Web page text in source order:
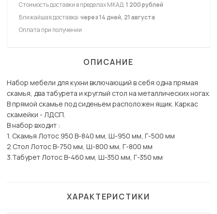
Стоимость доставки в пределах МКАД:1 200 рублей
Ближайшая доставка:через 14 дней, 21 августа
Оплата при получении
ОПИСАНИЕ
Набор мебели для кухни включающий в себя одна прямая
скамья, два табурета и круглый стол на металлических ногах.
В прямой скамье под сиденьем расположен ящик. Каркас
скамейки - ЛДСП.
В набор входит :
1. Скамья Лотос 950 В-840 мм, Ш-950 мм, Г-500 мм
2 Стол Лотос В-750 мм, Ш-800 мм, Г-800 мм
3.Табурет Лотос В-460 мм, Ш-350 мм, Г-350 мм
ХАРАКТЕРИСТИКИ